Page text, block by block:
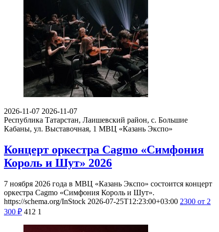
2026-11-07 2026-11-07
Республика Татарстан, Лаишевский район, с. Большие
Кабаны, ул. Выставочная, 1 МВЦ «Казань Экспо»
Концерт оркестра Cagmo «Симфония
Король и Шут» 2026
7 ноября 2026 года в МВЦ «Казань Экспо» состоится концерт
оркестра Cagmo «Симфония Король и Шут».
https://schema.org/InStock 2026-07-25T12:23:00+03:00 2300 от 2
300 ₽ 412 1